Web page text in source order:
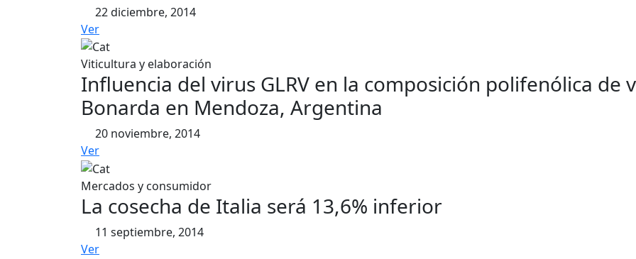
22 diciembre, 2014
Ver
Viticultura y elaboración
Influencia del virus GLRV en la composición polifenólica de
Bonarda en Mendoza, Argentina
20 noviembre, 2014
Ver
Mercados y consumidor
La cosecha de Italia será 13,6% inferior
11 septiembre, 2014
Ver